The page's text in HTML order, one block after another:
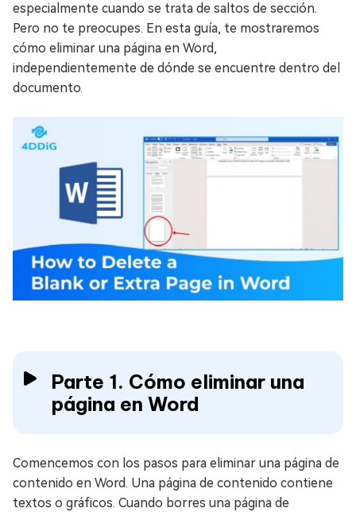
especialmente cuando se trata de saltos de sección.
Pero no te preocupes. En esta guía, te mostraremos
cómo eliminar una página en Word,
independientemente de dónde se encuentre dentro del
documento.
Parte 1. Cómo eliminar una
página en Word
Comencemos con los pasos para eliminar una página de
contenido en Word. Una página de contenido contiene
textos o gráficos. Cuando borres una página de